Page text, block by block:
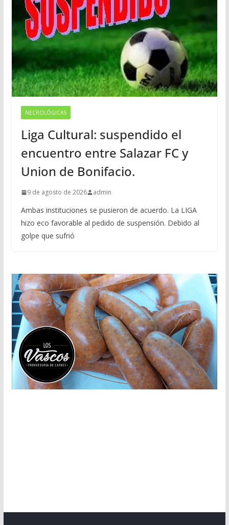
NECROLÓGICAS
Liga Cultural: suspendido el
encuentro entre Salazar FC y
Union de Bonifacio.
9 de agosto de 2026 admin
Ambas instituciones se pusieron de acuerdo. La LIGA
hizo eco favorable al pedido de suspensión. Debido al
golpe que sufrió